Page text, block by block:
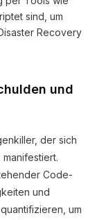
sind, um
Recovery
und
der sich
Code-
und
um